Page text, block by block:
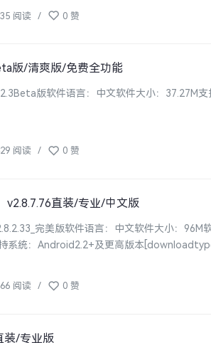
阅读 / 0 赞
版/清爽版/免费全功能
版软件语言：中文软件大小：37.27M
阅读 / 0 赞
直装/专业/中文版
完美版软件语言：中文软件大小：96M软
统：Android2.2+及更高版本
阅读 / 0 赞
装/专业版